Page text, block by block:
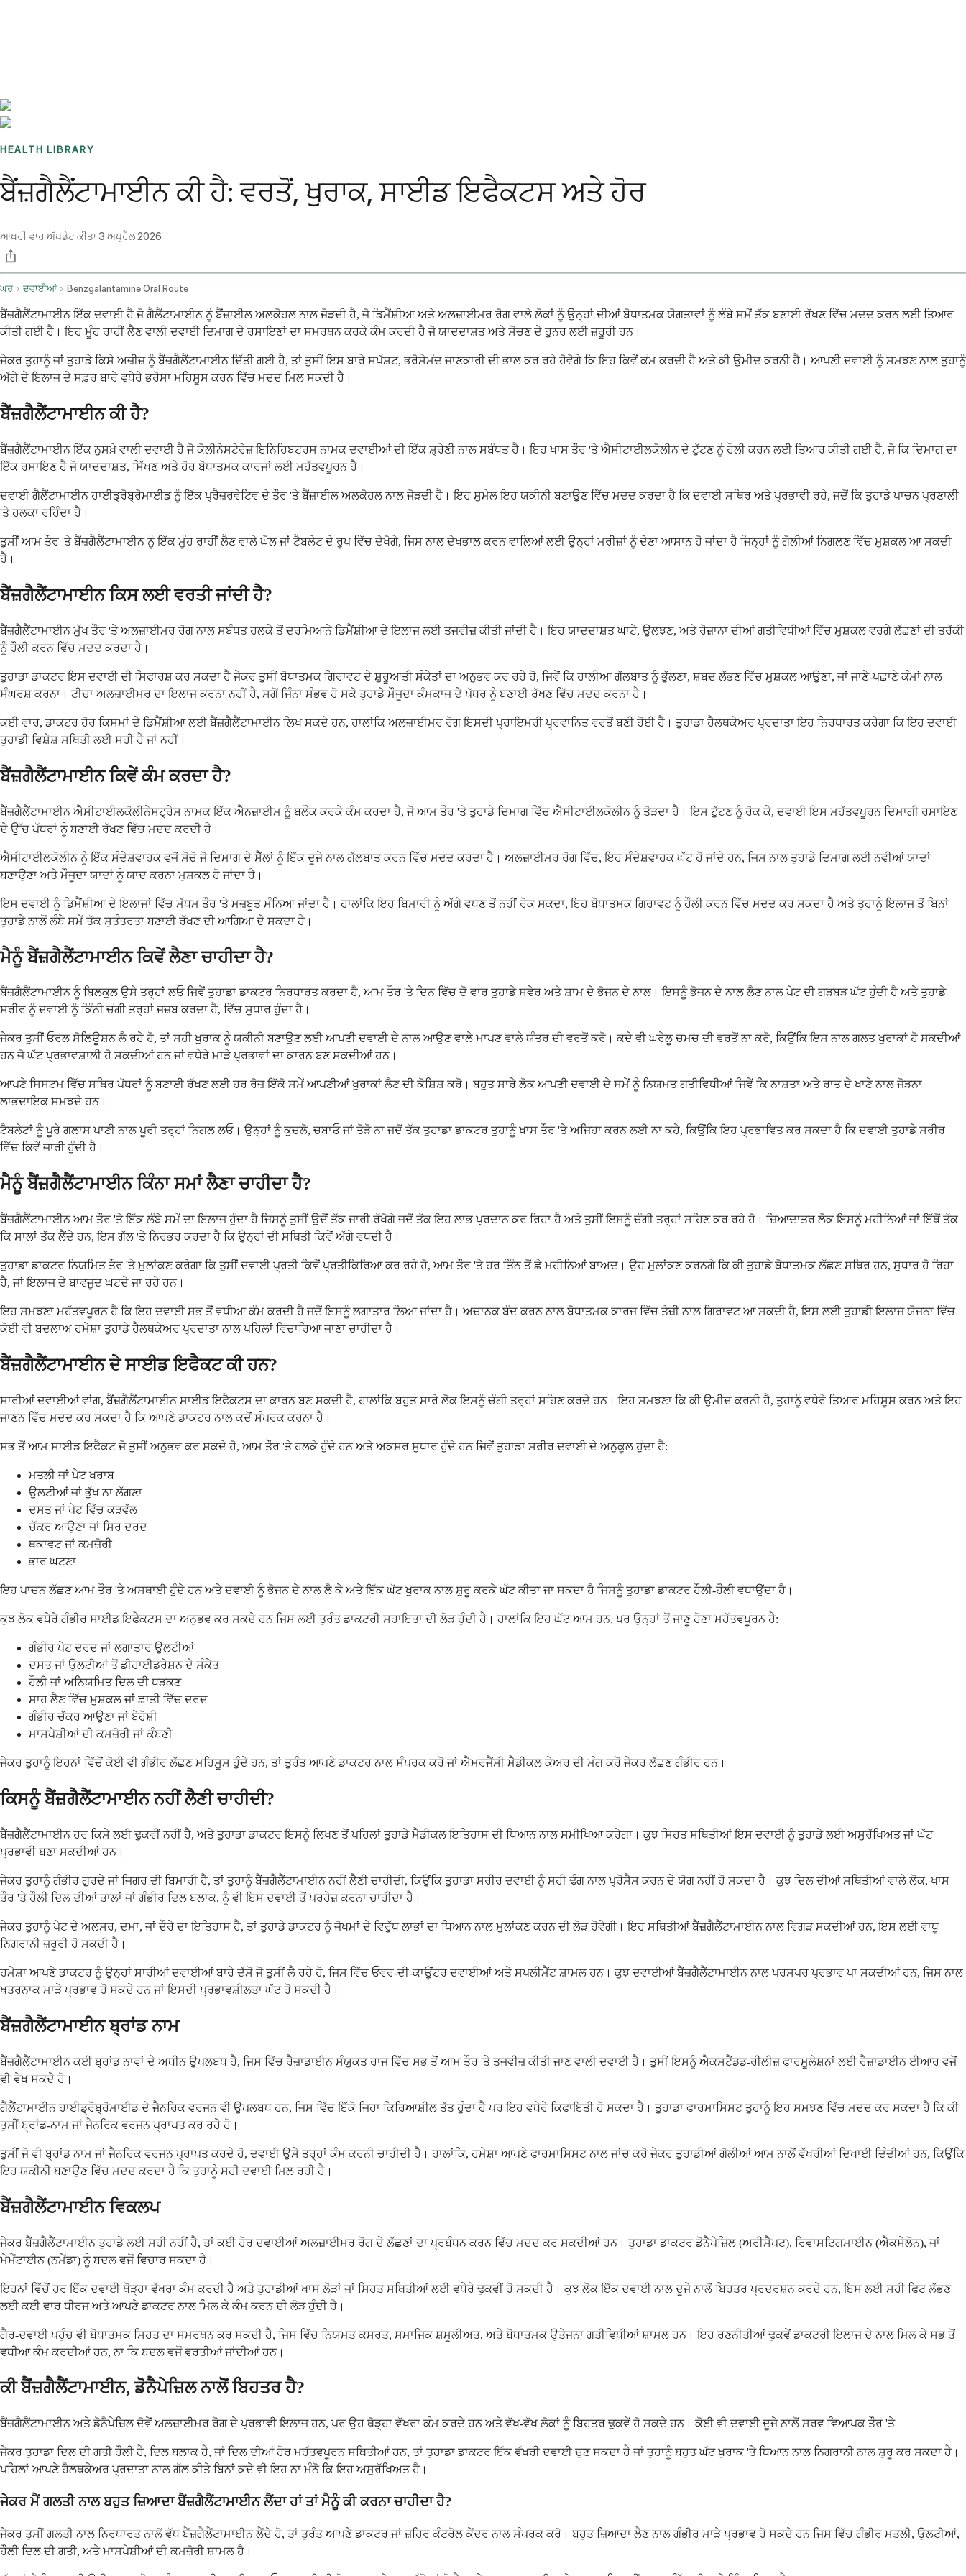
HEALTH LIBRARY
ਬੈਂਜ਼ਗੈਲੈਂਟਾਮਾਈਨ ਕੀ ਹੈ: ਵਰਤੋਂ, ਖੁਰਾਕ, ਸਾਈਡ ਇਫੈਕਟਸ ਅਤੇ ਹੋਰ
ਆਖਰੀ ਵਾਰ ਅੱਪਡੇਟ ਕੀਤਾ3 ਅਪ੍ਰੈਲ 2026
ਘਰ ਦਵਾਈਆਂ Benzgalantamine Oral Route
ਬੈਂਜ਼ਗੈਲੈਂਟਾਮਾਈਨ ਇੱਕ ਦਵਾਈ ਹੈ ਜੋ ਗੈਲੈਂਟਾਮਾਈਨ ਨੂੰ ਬੈਂਜ਼ਾਈਲ ਅਲਕੋਹਲ ਨਾਲ ਜੋੜਦੀ ਹੈ, ਜੋ ਡਿਮੈਂਸ਼ੀਆ ਅਤੇ ਅਲਜ਼ਾਈਮਰ ਰੋਗ ਵਾਲੇ ਲੋਕਾਂ ਨੂੰ ਉਨ੍ਹਾਂ ਦੀਆਂ ਬੋਧਾਤਮਕ ਯੋਗਤਾਵਾਂ ਨੂੰ ਲੰਬੇ ਸਮੇਂ ਤੱਕ ਬਣਾਈ ਰੱਖਣ ਵਿੱਚ ਮਦਦ ਕਰਨ ਲਈ ਤਿਆਰ
ਕੀਤੀ ਗਈ ਹੈ। ਇਹ ਮੂੰਹ ਰਾਹੀਂ ਲੈਣ ਵਾਲੀ ਦਵਾਈ ਦਿਮਾਗ ਦੇ ਰਸਾਇਣਾਂ ਦਾ ਸਮਰਥਨ ਕਰਕੇ ਕੰਮ ਕਰਦੀ ਹੈ ਜੋ ਯਾਦਦਾਸ਼ਤ ਅਤੇ ਸੋਚਣ ਦੇ ਹੁਨਰ ਲਈ ਜ਼ਰੂਰੀ ਹਨ।
ਜੇਕਰ ਤੁਹਾਨੂੰ ਜਾਂ ਤੁਹਾਡੇ ਕਿਸੇ ਅਜ਼ੀਜ਼ ਨੂੰ ਬੈਂਜ਼ਗੈਲੈਂਟਾਮਾਈਨ ਦਿੱਤੀ ਗਈ ਹੈ, ਤਾਂ ਤੁਸੀਂ ਇਸ ਬਾਰੇ ਸਪੱਸ਼ਟ, ਭਰੋਸੇਮੰਦ ਜਾਣਕਾਰੀ ਦੀ ਭਾਲ ਕਰ ਰਹੇ ਹੋਵੋਗੇ ਕਿ ਇਹ ਕਿਵੇਂ ਕੰਮ ਕਰਦੀ ਹੈ ਅਤੇ ਕੀ ਉਮੀਦ ਕਰਨੀ ਹੈ। ਆਪਣੀ ਦਵਾਈ ਨੂੰ ਸਮਝਣ ਨਾਲ ਤੁਹਾਨੂੰ
ਅੱਗੇ ਦੇ ਇਲਾਜ ਦੇ ਸਫ਼ਰ ਬਾਰੇ ਵਧੇਰੇ ਭਰੋਸਾ ਮਹਿਸੂਸ ਕਰਨ ਵਿੱਚ ਮਦਦ ਮਿਲ ਸਕਦੀ ਹੈ।
ਬੈਂਜ਼ਗੈਲੈਂਟਾਮਾਈਨ ਕੀ ਹੈ?
ਬੈਂਜ਼ਗੈਲੈਂਟਾਮਾਈਨ ਇੱਕ ਨੁਸਖ਼ੇ ਵਾਲੀ ਦਵਾਈ ਹੈ ਜੋ ਕੋਲੀਨੇਸਟੇਰੇਜ਼ ਇਨਿਹਿਬਟਰਸ ਨਾਮਕ ਦਵਾਈਆਂ ਦੀ ਇੱਕ ਸ਼੍ਰੇਣੀ ਨਾਲ ਸਬੰਧਤ ਹੈ। ਇਹ ਖਾਸ ਤੌਰ 'ਤੇ ਐਸੀਟਾਈਲਕੋਲੀਨ ਦੇ ਟੁੱਟਣ ਨੂੰ ਹੌਲੀ ਕਰਨ ਲਈ ਤਿਆਰ ਕੀਤੀ ਗਈ ਹੈ, ਜੋ ਕਿ ਦਿਮਾਗ ਦਾ
ਇੱਕ ਰਸਾਇਣ ਹੈ ਜੋ ਯਾਦਦਾਸ਼ਤ, ਸਿੱਖਣ ਅਤੇ ਹੋਰ ਬੋਧਾਤਮਕ ਕਾਰਜਾਂ ਲਈ ਮਹੱਤਵਪੂਰਨ ਹੈ।
ਦਵਾਈ ਗੈਲੈਂਟਾਮਾਈਨ ਹਾਈਡ੍ਰੋਬ੍ਰੋਮਾਈਡ ਨੂੰ ਇੱਕ ਪ੍ਰੈਜ਼ਰਵੇਟਿਵ ਦੇ ਤੌਰ 'ਤੇ ਬੈਂਜ਼ਾਈਲ ਅਲਕੋਹਲ ਨਾਲ ਜੋੜਦੀ ਹੈ। ਇਹ ਸੁਮੇਲ ਇਹ ਯਕੀਨੀ ਬਣਾਉਣ ਵਿੱਚ ਮਦਦ ਕਰਦਾ ਹੈ ਕਿ ਦਵਾਈ ਸਥਿਰ ਅਤੇ ਪ੍ਰਭਾਵੀ ਰਹੇ, ਜਦੋਂ ਕਿ ਤੁਹਾਡੇ ਪਾਚਨ ਪ੍ਰਣਾਲੀ
'ਤੇ ਹਲਕਾ ਰਹਿੰਦਾ ਹੈ।
ਤੁਸੀਂ ਆਮ ਤੌਰ 'ਤੇ ਬੈਂਜ਼ਗੈਲੈਂਟਾਮਾਈਨ ਨੂੰ ਇੱਕ ਮੂੰਹ ਰਾਹੀਂ ਲੈਣ ਵਾਲੇ ਘੋਲ ਜਾਂ ਟੈਬਲੇਟ ਦੇ ਰੂਪ ਵਿੱਚ ਦੇਖੋਗੇ, ਜਿਸ ਨਾਲ ਦੇਖਭਾਲ ਕਰਨ ਵਾਲਿਆਂ ਲਈ ਉਨ੍ਹਾਂ ਮਰੀਜ਼ਾਂ ਨੂੰ ਦੇਣਾ ਆਸਾਨ ਹੋ ਜਾਂਦਾ ਹੈ ਜਿਨ੍ਹਾਂ ਨੂੰ ਗੋਲੀਆਂ ਨਿਗਲਣ ਵਿੱਚ ਮੁਸ਼ਕਲ ਆ ਸਕਦੀ
ਹੈ।
ਬੈਂਜ਼ਗੈਲੈਂਟਾਮਾਈਨ ਕਿਸ ਲਈ ਵਰਤੀ ਜਾਂਦੀ ਹੈ?
ਬੈਂਜ਼ਗੈਲੈਂਟਾਮਾਈਨ ਮੁੱਖ ਤੌਰ 'ਤੇ ਅਲਜ਼ਾਈਮਰ ਰੋਗ ਨਾਲ ਸਬੰਧਤ ਹਲਕੇ ਤੋਂ ਦਰਮਿਆਨੇ ਡਿਮੈਂਸ਼ੀਆ ਦੇ ਇਲਾਜ ਲਈ ਤਜਵੀਜ਼ ਕੀਤੀ ਜਾਂਦੀ ਹੈ। ਇਹ ਯਾਦਦਾਸ਼ਤ ਘਾਟੇ, ਉਲਝਣ, ਅਤੇ ਰੋਜ਼ਾਨਾ ਦੀਆਂ ਗਤੀਵਿਧੀਆਂ ਵਿੱਚ ਮੁਸ਼ਕਲ ਵਰਗੇ ਲੱਛਣਾਂ ਦੀ ਤਰੱਕੀ
ਨੂੰ ਹੌਲੀ ਕਰਨ ਵਿੱਚ ਮਦਦ ਕਰਦਾ ਹੈ।
ਤੁਹਾਡਾ ਡਾਕਟਰ ਇਸ ਦਵਾਈ ਦੀ ਸਿਫਾਰਸ਼ ਕਰ ਸਕਦਾ ਹੈ ਜੇਕਰ ਤੁਸੀਂ ਬੋਧਾਤਮਕ ਗਿਰਾਵਟ ਦੇ ਸ਼ੁਰੂਆਤੀ ਸੰਕੇਤਾਂ ਦਾ ਅਨੁਭਵ ਕਰ ਰਹੇ ਹੋ, ਜਿਵੇਂ ਕਿ ਹਾਲੀਆ ਗੱਲਬਾਤ ਨੂੰ ਭੁੱਲਣਾ, ਸ਼ਬਦ ਲੱਭਣ ਵਿੱਚ ਮੁਸ਼ਕਲ ਆਉਣਾ, ਜਾਂ ਜਾਣੇ-ਪਛਾਣੇ ਕੰਮਾਂ ਨਾਲ
ਸੰਘਰਸ਼ ਕਰਨਾ। ਟੀਚਾ ਅਲਜ਼ਾਈਮਰ ਦਾ ਇਲਾਜ ਕਰਨਾ ਨਹੀਂ ਹੈ, ਸਗੋਂ ਜਿੰਨਾ ਸੰਭਵ ਹੋ ਸਕੇ ਤੁਹਾਡੇ ਮੌਜੂਦਾ ਕੰਮਕਾਜ ਦੇ ਪੱਧਰ ਨੂੰ ਬਣਾਈ ਰੱਖਣ ਵਿੱਚ ਮਦਦ ਕਰਨਾ ਹੈ।
ਕਈ ਵਾਰ, ਡਾਕਟਰ ਹੋਰ ਕਿਸਮਾਂ ਦੇ ਡਿਮੈਂਸ਼ੀਆ ਲਈ ਬੈਂਜ਼ਗੈਲੈਂਟਾਮਾਈਨ ਲਿਖ ਸਕਦੇ ਹਨ, ਹਾਲਾਂਕਿ ਅਲਜ਼ਾਈਮਰ ਰੋਗ ਇਸਦੀ ਪ੍ਰਾਇਮਰੀ ਪ੍ਰਵਾਨਿਤ ਵਰਤੋਂ ਬਣੀ ਹੋਈ ਹੈ। ਤੁਹਾਡਾ ਹੈਲਥਕੇਅਰ ਪ੍ਰਦਾਤਾ ਇਹ ਨਿਰਧਾਰਤ ਕਰੇਗਾ ਕਿ ਇਹ ਦਵਾਈ
ਤੁਹਾਡੀ ਵਿਸ਼ੇਸ਼ ਸਥਿਤੀ ਲਈ ਸਹੀ ਹੈ ਜਾਂ ਨਹੀਂ।
ਬੈਂਜ਼ਗੈਲੈਂਟਾਮਾਈਨ ਕਿਵੇਂ ਕੰਮ ਕਰਦਾ ਹੈ?
ਬੈਂਜ਼ਗੈਲੈਂਟਾਮਾਈਨ ਐਸੀਟਾਈਲਕੋਲੀਨੇਸਟ੍ਰੇਸ ਨਾਮਕ ਇੱਕ ਐਨਜ਼ਾਈਮ ਨੂੰ ਬਲੌਕ ਕਰਕੇ ਕੰਮ ਕਰਦਾ ਹੈ, ਜੋ ਆਮ ਤੌਰ 'ਤੇ ਤੁਹਾਡੇ ਦਿਮਾਗ ਵਿੱਚ ਐਸੀਟਾਈਲਕੋਲੀਨ ਨੂੰ ਤੋੜਦਾ ਹੈ। ਇਸ ਟੁੱਟਣ ਨੂੰ ਰੋਕ ਕੇ, ਦਵਾਈ ਇਸ ਮਹੱਤਵਪੂਰਨ ਦਿਮਾਗੀ ਰਸਾਇਣ
ਦੇ ਉੱਚ ਪੱਧਰਾਂ ਨੂੰ ਬਣਾਈ ਰੱਖਣ ਵਿੱਚ ਮਦਦ ਕਰਦੀ ਹੈ।
ਐਸੀਟਾਈਲਕੋਲੀਨ ਨੂੰ ਇੱਕ ਸੰਦੇਸ਼ਵਾਹਕ ਵਜੋਂ ਸੋਚੋ ਜੋ ਦਿਮਾਗ ਦੇ ਸੈੱਲਾਂ ਨੂੰ ਇੱਕ ਦੂਜੇ ਨਾਲ ਗੱਲਬਾਤ ਕਰਨ ਵਿੱਚ ਮਦਦ ਕਰਦਾ ਹੈ। ਅਲਜ਼ਾਈਮਰ ਰੋਗ ਵਿੱਚ, ਇਹ ਸੰਦੇਸ਼ਵਾਹਕ ਘੱਟ ਹੋ ਜਾਂਦੇ ਹਨ, ਜਿਸ ਨਾਲ ਤੁਹਾਡੇ ਦਿਮਾਗ ਲਈ ਨਵੀਆਂ ਯਾਦਾਂ
ਬਣਾਉਣਾ ਅਤੇ ਮੌਜੂਦਾ ਯਾਦਾਂ ਨੂੰ ਯਾਦ ਕਰਨਾ ਮੁਸ਼ਕਲ ਹੋ ਜਾਂਦਾ ਹੈ।
ਇਸ ਦਵਾਈ ਨੂੰ ਡਿਮੈਂਸ਼ੀਆ ਦੇ ਇਲਾਜਾਂ ਵਿੱਚ ਮੱਧਮ ਤੌਰ 'ਤੇ ਮਜ਼ਬੂਤ ਮੰਨਿਆ ਜਾਂਦਾ ਹੈ। ਹਾਲਾਂਕਿ ਇਹ ਬਿਮਾਰੀ ਨੂੰ ਅੱਗੇ ਵਧਣ ਤੋਂ ਨਹੀਂ ਰੋਕ ਸਕਦਾ, ਇਹ ਬੋਧਾਤਮਕ ਗਿਰਾਵਟ ਨੂੰ ਹੌਲੀ ਕਰਨ ਵਿੱਚ ਮਦਦ ਕਰ ਸਕਦਾ ਹੈ ਅਤੇ ਤੁਹਾਨੂੰ ਇਲਾਜ ਤੋਂ ਬਿਨਾਂ
ਤੁਹਾਡੇ ਨਾਲੋਂ ਲੰਬੇ ਸਮੇਂ ਤੱਕ ਸੁਤੰਤਰਤਾ ਬਣਾਈ ਰੱਖਣ ਦੀ ਆਗਿਆ ਦੇ ਸਕਦਾ ਹੈ।
ਮੈਨੂੰ ਬੈਂਜ਼ਗੈਲੈਂਟਾਮਾਈਨ ਕਿਵੇਂ ਲੈਣਾ ਚਾਹੀਦਾ ਹੈ?
ਬੈਂਜ਼ਗੈਲੈਂਟਾਮਾਈਨ ਨੂੰ ਬਿਲਕੁਲ ਉਸੇ ਤਰ੍ਹਾਂ ਲਓ ਜਿਵੇਂ ਤੁਹਾਡਾ ਡਾਕਟਰ ਨਿਰਧਾਰਤ ਕਰਦਾ ਹੈ, ਆਮ ਤੌਰ 'ਤੇ ਦਿਨ ਵਿੱਚ ਦੋ ਵਾਰ ਤੁਹਾਡੇ ਸਵੇਰ ਅਤੇ ਸ਼ਾਮ ਦੇ ਭੋਜਨ ਦੇ ਨਾਲ। ਇਸਨੂੰ ਭੋਜਨ ਦੇ ਨਾਲ ਲੈਣ ਨਾਲ ਪੇਟ ਦੀ ਗੜਬੜ ਘੱਟ ਹੁੰਦੀ ਹੈ ਅਤੇ ਤੁਹਾਡੇ
ਸਰੀਰ ਨੂੰ ਦਵਾਈ ਨੂੰ ਕਿੰਨੀ ਚੰਗੀ ਤਰ੍ਹਾਂ ਜਜ਼ਬ ਕਰਦਾ ਹੈ, ਵਿੱਚ ਸੁਧਾਰ ਹੁੰਦਾ ਹੈ।
ਜੇਕਰ ਤੁਸੀਂ ਓਰਲ ਸੋਲਿਊਸ਼ਨ ਲੈ ਰਹੇ ਹੋ, ਤਾਂ ਸਹੀ ਖੁਰਾਕ ਨੂੰ ਯਕੀਨੀ ਬਣਾਉਣ ਲਈ ਆਪਣੀ ਦਵਾਈ ਦੇ ਨਾਲ ਆਉਣ ਵਾਲੇ ਮਾਪਣ ਵਾਲੇ ਯੰਤਰ ਦੀ ਵਰਤੋਂ ਕਰੋ। ਕਦੇ ਵੀ ਘਰੇਲੂ ਚਮਚ ਦੀ ਵਰਤੋਂ ਨਾ ਕਰੋ, ਕਿਉਂਕਿ ਇਸ ਨਾਲ ਗਲਤ ਖੁਰਾਕਾਂ ਹੋ ਸਕਦੀਆਂ
ਹਨ ਜੋ ਘੱਟ ਪ੍ਰਭਾਵਸ਼ਾਲੀ ਹੋ ਸਕਦੀਆਂ ਹਨ ਜਾਂ ਵਧੇਰੇ ਮਾੜੇ ਪ੍ਰਭਾਵਾਂ ਦਾ ਕਾਰਨ ਬਣ ਸਕਦੀਆਂ ਹਨ।
ਆਪਣੇ ਸਿਸਟਮ ਵਿੱਚ ਸਥਿਰ ਪੱਧਰਾਂ ਨੂੰ ਬਣਾਈ ਰੱਖਣ ਲਈ ਹਰ ਰੋਜ਼ ਇੱਕੋ ਸਮੇਂ ਆਪਣੀਆਂ ਖੁਰਾਕਾਂ ਲੈਣ ਦੀ ਕੋਸ਼ਿਸ਼ ਕਰੋ। ਬਹੁਤ ਸਾਰੇ ਲੋਕ ਆਪਣੀ ਦਵਾਈ ਦੇ ਸਮੇਂ ਨੂੰ ਨਿਯਮਤ ਗਤੀਵਿਧੀਆਂ ਜਿਵੇਂ ਕਿ ਨਾਸ਼ਤਾ ਅਤੇ ਰਾਤ ਦੇ ਖਾਣੇ ਨਾਲ ਜੋੜਨਾ
ਲਾਭਦਾਇਕ ਸਮਝਦੇ ਹਨ।
ਟੈਬਲੇਟਾਂ ਨੂੰ ਪੂਰੇ ਗਲਾਸ ਪਾਣੀ ਨਾਲ ਪੂਰੀ ਤਰ੍ਹਾਂ ਨਿਗਲ ਲਓ। ਉਨ੍ਹਾਂ ਨੂੰ ਕੁਚਲੋ, ਚਬਾਓ ਜਾਂ ਤੋੜੋ ਨਾ ਜਦੋਂ ਤੱਕ ਤੁਹਾਡਾ ਡਾਕਟਰ ਤੁਹਾਨੂੰ ਖਾਸ ਤੌਰ 'ਤੇ ਅਜਿਹਾ ਕਰਨ ਲਈ ਨਾ ਕਹੇ, ਕਿਉਂਕਿ ਇਹ ਪ੍ਰਭਾਵਿਤ ਕਰ ਸਕਦਾ ਹੈ ਕਿ ਦਵਾਈ ਤੁਹਾਡੇ ਸਰੀਰ
ਵਿੱਚ ਕਿਵੇਂ ਜਾਰੀ ਹੁੰਦੀ ਹੈ।
ਮੈਨੂੰ ਬੈਂਜ਼ਗੈਲੈਂਟਾਮਾਈਨ ਕਿੰਨਾ ਸਮਾਂ ਲੈਣਾ ਚਾਹੀਦਾ ਹੈ?
ਬੈਂਜ਼ਗੈਲੈਂਟਾਮਾਈਨ ਆਮ ਤੌਰ 'ਤੇ ਇੱਕ ਲੰਬੇ ਸਮੇਂ ਦਾ ਇਲਾਜ ਹੁੰਦਾ ਹੈ ਜਿਸਨੂੰ ਤੁਸੀਂ ਉਦੋਂ ਤੱਕ ਜਾਰੀ ਰੱਖੋਗੇ ਜਦੋਂ ਤੱਕ ਇਹ ਲਾਭ ਪ੍ਰਦਾਨ ਕਰ ਰਿਹਾ ਹੈ ਅਤੇ ਤੁਸੀਂ ਇਸਨੂੰ ਚੰਗੀ ਤਰ੍ਹਾਂ ਸਹਿਣ ਕਰ ਰਹੇ ਹੋ। ਜ਼ਿਆਦਾਤਰ ਲੋਕ ਇਸਨੂੰ ਮਹੀਨਿਆਂ ਜਾਂ ਇੱਥੋਂ ਤੱਕ
ਕਿ ਸਾਲਾਂ ਤੱਕ ਲੈਂਦੇ ਹਨ, ਇਸ ਗੱਲ 'ਤੇ ਨਿਰਭਰ ਕਰਦਾ ਹੈ ਕਿ ਉਨ੍ਹਾਂ ਦੀ ਸਥਿਤੀ ਕਿਵੇਂ ਅੱਗੇ ਵਧਦੀ ਹੈ।
ਤੁਹਾਡਾ ਡਾਕਟਰ ਨਿਯਮਿਤ ਤੌਰ 'ਤੇ ਮੁਲਾਂਕਣ ਕਰੇਗਾ ਕਿ ਤੁਸੀਂ ਦਵਾਈ ਪ੍ਰਤੀ ਕਿਵੇਂ ਪ੍ਰਤੀਕਿਰਿਆ ਕਰ ਰਹੇ ਹੋ, ਆਮ ਤੌਰ 'ਤੇ ਹਰ ਤਿੰਨ ਤੋਂ ਛੇ ਮਹੀਨਿਆਂ ਬਾਅਦ। ਉਹ ਮੁਲਾਂਕਣ ਕਰਨਗੇ ਕਿ ਕੀ ਤੁਹਾਡੇ ਬੋਧਾਤਮਕ ਲੱਛਣ ਸਥਿਰ ਹਨ, ਸੁਧਾਰ ਹੋ ਰਿਹਾ
ਹੈ, ਜਾਂ ਇਲਾਜ ਦੇ ਬਾਵਜੂਦ ਘਟਦੇ ਜਾ ਰਹੇ ਹਨ।
ਇਹ ਸਮਝਣਾ ਮਹੱਤਵਪੂਰਨ ਹੈ ਕਿ ਇਹ ਦਵਾਈ ਸਭ ਤੋਂ ਵਧੀਆ ਕੰਮ ਕਰਦੀ ਹੈ ਜਦੋਂ ਇਸਨੂੰ ਲਗਾਤਾਰ ਲਿਆ ਜਾਂਦਾ ਹੈ। ਅਚਾਨਕ ਬੰਦ ਕਰਨ ਨਾਲ ਬੋਧਾਤਮਕ ਕਾਰਜ ਵਿੱਚ ਤੇਜ਼ੀ ਨਾਲ ਗਿਰਾਵਟ ਆ ਸਕਦੀ ਹੈ, ਇਸ ਲਈ ਤੁਹਾਡੀ ਇਲਾਜ ਯੋਜਨਾ ਵਿੱਚ
ਕੋਈ ਵੀ ਬਦਲਾਅ ਹਮੇਸ਼ਾ ਤੁਹਾਡੇ ਹੈਲਥਕੇਅਰ ਪ੍ਰਦਾਤਾ ਨਾਲ ਪਹਿਲਾਂ ਵਿਚਾਰਿਆ ਜਾਣਾ ਚਾਹੀਦਾ ਹੈ।
ਬੈਂਜ਼ਗੈਲੈਂਟਾਮਾਈਨ ਦੇ ਸਾਈਡ ਇਫੈਕਟ ਕੀ ਹਨ?
ਸਾਰੀਆਂ ਦਵਾਈਆਂ ਵਾਂਗ, ਬੈਂਜ਼ਗੈਲੈਂਟਾਮਾਈਨ ਸਾਈਡ ਇਫੈਕਟਸ ਦਾ ਕਾਰਨ ਬਣ ਸਕਦੀ ਹੈ, ਹਾਲਾਂਕਿ ਬਹੁਤ ਸਾਰੇ ਲੋਕ ਇਸਨੂੰ ਚੰਗੀ ਤਰ੍ਹਾਂ ਸਹਿਣ ਕਰਦੇ ਹਨ। ਇਹ ਸਮਝਣਾ ਕਿ ਕੀ ਉਮੀਦ ਕਰਨੀ ਹੈ, ਤੁਹਾਨੂੰ ਵਧੇਰੇ ਤਿਆਰ ਮਹਿਸੂਸ ਕਰਨ ਅਤੇ ਇਹ
ਜਾਣਨ ਵਿੱਚ ਮਦਦ ਕਰ ਸਕਦਾ ਹੈ ਕਿ ਆਪਣੇ ਡਾਕਟਰ ਨਾਲ ਕਦੋਂ ਸੰਪਰਕ ਕਰਨਾ ਹੈ।
ਸਭ ਤੋਂ ਆਮ ਸਾਈਡ ਇਫੈਕਟ ਜੋ ਤੁਸੀਂ ਅਨੁਭਵ ਕਰ ਸਕਦੇ ਹੋ, ਆਮ ਤੌਰ 'ਤੇ ਹਲਕੇ ਹੁੰਦੇ ਹਨ ਅਤੇ ਅਕਸਰ ਸੁਧਾਰ ਹੁੰਦੇ ਹਨ ਜਿਵੇਂ ਤੁਹਾਡਾ ਸਰੀਰ ਦਵਾਈ ਦੇ ਅਨੁਕੂਲ ਹੁੰਦਾ ਹੈ:
ਮਤਲੀ ਜਾਂ ਪੇਟ ਖਰਾਬ
ਉਲਟੀਆਂ ਜਾਂ ਭੁੱਖ ਨਾ ਲੱਗਣਾ
ਦਸਤ ਜਾਂ ਪੇਟ ਵਿੱਚ ਕੜਵੱਲ
ਚੱਕਰ ਆਉਣਾ ਜਾਂ ਸਿਰ ਦਰਦ
ਥਕਾਵਟ ਜਾਂ ਕਮਜ਼ੋਰੀ
ਭਾਰ ਘਟਣਾ
ਇਹ ਪਾਚਨ ਲੱਛਣ ਆਮ ਤੌਰ 'ਤੇ ਅਸਥਾਈ ਹੁੰਦੇ ਹਨ ਅਤੇ ਦਵਾਈ ਨੂੰ ਭੋਜਨ ਦੇ ਨਾਲ ਲੈ ਕੇ ਅਤੇ ਇੱਕ ਘੱਟ ਖੁਰਾਕ ਨਾਲ ਸ਼ੁਰੂ ਕਰਕੇ ਘੱਟ ਕੀਤਾ ਜਾ ਸਕਦਾ ਹੈ ਜਿਸਨੂੰ ਤੁਹਾਡਾ ਡਾਕਟਰ ਹੌਲੀ-ਹੌਲੀ ਵਧਾਉਂਦਾ ਹੈ।
ਕੁਝ ਲੋਕ ਵਧੇਰੇ ਗੰਭੀਰ ਸਾਈਡ ਇਫੈਕਟਸ ਦਾ ਅਨੁਭਵ ਕਰ ਸਕਦੇ ਹਨ ਜਿਸ ਲਈ ਤੁਰੰਤ ਡਾਕਟਰੀ ਸਹਾਇਤਾ ਦੀ ਲੋੜ ਹੁੰਦੀ ਹੈ। ਹਾਲਾਂਕਿ ਇਹ ਘੱਟ ਆਮ ਹਨ, ਪਰ ਉਨ੍ਹਾਂ ਤੋਂ ਜਾਣੂ ਹੋਣਾ ਮਹੱਤਵਪੂਰਨ ਹੈ:
ਗੰਭੀਰ ਪੇਟ ਦਰਦ ਜਾਂ ਲਗਾਤਾਰ ਉਲਟੀਆਂ
ਦਸਤ ਜਾਂ ਉਲਟੀਆਂ ਤੋਂ ਡੀਹਾਈਡਰੇਸ਼ਨ ਦੇ ਸੰਕੇਤ
ਹੌਲੀ ਜਾਂ ਅਨਿਯਮਿਤ ਦਿਲ ਦੀ ਧੜਕਣ
ਸਾਹ ਲੈਣ ਵਿੱਚ ਮੁਸ਼ਕਲ ਜਾਂ ਛਾਤੀ ਵਿੱਚ ਦਰਦ
ਗੰਭੀਰ ਚੱਕਰ ਆਉਣਾ ਜਾਂ ਬੇਹੋਸ਼ੀ
ਮਾਸਪੇਸ਼ੀਆਂ ਦੀ ਕਮਜ਼ੋਰੀ ਜਾਂ ਕੰਬਣੀ
ਜੇਕਰ ਤੁਹਾਨੂੰ ਇਹਨਾਂ ਵਿੱਚੋਂ ਕੋਈ ਵੀ ਗੰਭੀਰ ਲੱਛਣ ਮਹਿਸੂਸ ਹੁੰਦੇ ਹਨ, ਤਾਂ ਤੁਰੰਤ ਆਪਣੇ ਡਾਕਟਰ ਨਾਲ ਸੰਪਰਕ ਕਰੋ ਜਾਂ ਐਮਰਜੈਂਸੀ ਮੈਡੀਕਲ ਕੇਅਰ ਦੀ ਮੰਗ ਕਰੋ ਜੇਕਰ ਲੱਛਣ ਗੰਭੀਰ ਹਨ।
ਕਿਸਨੂੰ ਬੈਂਜ਼ਗੈਲੈਂਟਾਮਾਈਨ ਨਹੀਂ ਲੈਣੀ ਚਾਹੀਦੀ?
ਬੈਂਜ਼ਗੈਲੈਂਟਾਮਾਈਨ ਹਰ ਕਿਸੇ ਲਈ ਢੁਕਵੀਂ ਨਹੀਂ ਹੈ, ਅਤੇ ਤੁਹਾਡਾ ਡਾਕਟਰ ਇਸਨੂੰ ਲਿਖਣ ਤੋਂ ਪਹਿਲਾਂ ਤੁਹਾਡੇ ਮੈਡੀਕਲ ਇਤਿਹਾਸ ਦੀ ਧਿਆਨ ਨਾਲ ਸਮੀਖਿਆ ਕਰੇਗਾ। ਕੁਝ ਸਿਹਤ ਸਥਿਤੀਆਂ ਇਸ ਦਵਾਈ ਨੂੰ ਤੁਹਾਡੇ ਲਈ ਅਸੁਰੱਖਿਅਤ ਜਾਂ ਘੱਟ
ਪ੍ਰਭਾਵੀ ਬਣਾ ਸਕਦੀਆਂ ਹਨ।
ਜੇਕਰ ਤੁਹਾਨੂੰ ਗੰਭੀਰ ਗੁਰਦੇ ਜਾਂ ਜਿਗਰ ਦੀ ਬਿਮਾਰੀ ਹੈ, ਤਾਂ ਤੁਹਾਨੂੰ ਬੈਂਜ਼ਗੈਲੈਂਟਾਮਾਈਨ ਨਹੀਂ ਲੈਣੀ ਚਾਹੀਦੀ, ਕਿਉਂਕਿ ਤੁਹਾਡਾ ਸਰੀਰ ਦਵਾਈ ਨੂੰ ਸਹੀ ਢੰਗ ਨਾਲ ਪ੍ਰੋਸੈਸ ਕਰਨ ਦੇ ਯੋਗ ਨਹੀਂ ਹੋ ਸਕਦਾ ਹੈ। ਕੁਝ ਦਿਲ ਦੀਆਂ ਸਥਿਤੀਆਂ ਵਾਲੇ ਲੋਕ, ਖਾਸ
ਤੌਰ 'ਤੇ ਹੌਲੀ ਦਿਲ ਦੀਆਂ ਤਾਲਾਂ ਜਾਂ ਗੰਭੀਰ ਦਿਲ ਬਲਾਕ, ਨੂੰ ਵੀ ਇਸ ਦਵਾਈ ਤੋਂ ਪਰਹੇਜ਼ ਕਰਨਾ ਚਾਹੀਦਾ ਹੈ।
ਜੇਕਰ ਤੁਹਾਨੂੰ ਪੇਟ ਦੇ ਅਲਸਰ, ਦਮਾ, ਜਾਂ ਦੌਰੇ ਦਾ ਇਤਿਹਾਸ ਹੈ, ਤਾਂ ਤੁਹਾਡੇ ਡਾਕਟਰ ਨੂੰ ਜੋਖਮਾਂ ਦੇ ਵਿਰੁੱਧ ਲਾਭਾਂ ਦਾ ਧਿਆਨ ਨਾਲ ਮੁਲਾਂਕਣ ਕਰਨ ਦੀ ਲੋੜ ਹੋਵੇਗੀ। ਇਹ ਸਥਿਤੀਆਂ ਬੈਂਜ਼ਗੈਲੈਂਟਾਮਾਈਨ ਨਾਲ ਵਿਗੜ ਸਕਦੀਆਂ ਹਨ, ਇਸ ਲਈ ਵਾਧੂ
ਨਿਗਰਾਨੀ ਜ਼ਰੂਰੀ ਹੋ ਸਕਦੀ ਹੈ।
ਹਮੇਸ਼ਾ ਆਪਣੇ ਡਾਕਟਰ ਨੂੰ ਉਨ੍ਹਾਂ ਸਾਰੀਆਂ ਦਵਾਈਆਂ ਬਾਰੇ ਦੱਸੋ ਜੋ ਤੁਸੀਂ ਲੈ ਰਹੇ ਹੋ, ਜਿਸ ਵਿੱਚ ਓਵਰ-ਦੀ-ਕਾਊਂਟਰ ਦਵਾਈਆਂ ਅਤੇ ਸਪਲੀਮੈਂਟ ਸ਼ਾਮਲ ਹਨ। ਕੁਝ ਦਵਾਈਆਂ ਬੈਂਜ਼ਗੈਲੈਂਟਾਮਾਈਨ ਨਾਲ ਪਰਸਪਰ ਪ੍ਰਭਾਵ ਪਾ ਸਕਦੀਆਂ ਹਨ, ਜਿਸ ਨਾਲ
ਖਤਰਨਾਕ ਮਾੜੇ ਪ੍ਰਭਾਵ ਹੋ ਸਕਦੇ ਹਨ ਜਾਂ ਇਸਦੀ ਪ੍ਰਭਾਵਸ਼ੀਲਤਾ ਘੱਟ ਹੋ ਸਕਦੀ ਹੈ।
ਬੈਂਜ਼ਗੈਲੈਂਟਾਮਾਈਨ ਬ੍ਰਾਂਡ ਨਾਮ
ਬੈਂਜ਼ਗੈਲੈਂਟਾਮਾਈਨ ਕਈ ਬ੍ਰਾਂਡ ਨਾਵਾਂ ਦੇ ਅਧੀਨ ਉਪਲਬਧ ਹੈ, ਜਿਸ ਵਿੱਚ ਰੈਜ਼ਾਡਾਈਨ ਸੰਯੁਕਤ ਰਾਜ ਵਿੱਚ ਸਭ ਤੋਂ ਆਮ ਤੌਰ 'ਤੇ ਤਜਵੀਜ਼ ਕੀਤੀ ਜਾਣ ਵਾਲੀ ਦਵਾਈ ਹੈ। ਤੁਸੀਂ ਇਸਨੂੰ ਐਕਸਟੈਂਡਡ-ਰੀਲੀਜ਼ ਫਾਰਮੂਲੇਸ਼ਨਾਂ ਲਈ ਰੈਜ਼ਾਡਾਈਨ ਈਆਰ ਵਜੋਂ
ਵੀ ਵੇਖ ਸਕਦੇ ਹੋ।
ਗੈਲੈਂਟਾਮਾਈਨ ਹਾਈਡ੍ਰੋਬ੍ਰੋਮਾਈਡ ਦੇ ਜੈਨਰਿਕ ਵਰਜਨ ਵੀ ਉਪਲਬਧ ਹਨ, ਜਿਸ ਵਿੱਚ ਇੱਕੋ ਜਿਹਾ ਕਿਰਿਆਸ਼ੀਲ ਤੱਤ ਹੁੰਦਾ ਹੈ ਪਰ ਇਹ ਵਧੇਰੇ ਕਿਫਾਇਤੀ ਹੋ ਸਕਦਾ ਹੈ। ਤੁਹਾਡਾ ਫਾਰਮਾਸਿਸਟ ਤੁਹਾਨੂੰ ਇਹ ਸਮਝਣ ਵਿੱਚ ਮਦਦ ਕਰ ਸਕਦਾ ਹੈ ਕਿ ਕੀ
ਤੁਸੀਂ ਬ੍ਰਾਂਡ-ਨਾਮ ਜਾਂ ਜੈਨਰਿਕ ਵਰਜਨ ਪ੍ਰਾਪਤ ਕਰ ਰਹੇ ਹੋ।
ਤੁਸੀਂ ਜੋ ਵੀ ਬ੍ਰਾਂਡ ਨਾਮ ਜਾਂ ਜੈਨਰਿਕ ਵਰਜਨ ਪ੍ਰਾਪਤ ਕਰਦੇ ਹੋ, ਦਵਾਈ ਉਸੇ ਤਰ੍ਹਾਂ ਕੰਮ ਕਰਨੀ ਚਾਹੀਦੀ ਹੈ। ਹਾਲਾਂਕਿ, ਹਮੇਸ਼ਾ ਆਪਣੇ ਫਾਰਮਾਸਿਸਟ ਨਾਲ ਜਾਂਚ ਕਰੋ ਜੇਕਰ ਤੁਹਾਡੀਆਂ ਗੋਲੀਆਂ ਆਮ ਨਾਲੋਂ ਵੱਖਰੀਆਂ ਦਿਖਾਈ ਦਿੰਦੀਆਂ ਹਨ, ਕਿਉਂਕਿ
ਇਹ ਯਕੀਨੀ ਬਣਾਉਣ ਵਿੱਚ ਮਦਦ ਕਰਦਾ ਹੈ ਕਿ ਤੁਹਾਨੂੰ ਸਹੀ ਦਵਾਈ ਮਿਲ ਰਹੀ ਹੈ।
ਬੈਂਜ਼ਗੈਲੈਂਟਾਮਾਈਨ ਵਿਕਲਪ
ਜੇਕਰ ਬੈਂਜ਼ਗੈਲੈਂਟਾਮਾਈਨ ਤੁਹਾਡੇ ਲਈ ਸਹੀ ਨਹੀਂ ਹੈ, ਤਾਂ ਕਈ ਹੋਰ ਦਵਾਈਆਂ ਅਲਜ਼ਾਈਮਰ ਰੋਗ ਦੇ ਲੱਛਣਾਂ ਦਾ ਪ੍ਰਬੰਧਨ ਕਰਨ ਵਿੱਚ ਮਦਦ ਕਰ ਸਕਦੀਆਂ ਹਨ। ਤੁਹਾਡਾ ਡਾਕਟਰ ਡੋਨੈਪੇਜ਼ਿਲ (ਅਰੀਸੈਪਟ), ਰਿਵਾਸਟਿਗਮਾਈਨ (ਐਕਸੇਲੋਨ), ਜਾਂ
ਮੇਮੈਂਟਾਈਨ (ਨਮੇਂਡਾ) ਨੂੰ ਬਦਲ ਵਜੋਂ ਵਿਚਾਰ ਸਕਦਾ ਹੈ।
ਇਹਨਾਂ ਵਿੱਚੋਂ ਹਰ ਇੱਕ ਦਵਾਈ ਥੋੜ੍ਹਾ ਵੱਖਰਾ ਕੰਮ ਕਰਦੀ ਹੈ ਅਤੇ ਤੁਹਾਡੀਆਂ ਖਾਸ ਲੋੜਾਂ ਜਾਂ ਸਿਹਤ ਸਥਿਤੀਆਂ ਲਈ ਵਧੇਰੇ ਢੁਕਵੀਂ ਹੋ ਸਕਦੀ ਹੈ। ਕੁਝ ਲੋਕ ਇੱਕ ਦਵਾਈ ਨਾਲ ਦੂਜੇ ਨਾਲੋਂ ਬਿਹਤਰ ਪ੍ਰਦਰਸ਼ਨ ਕਰਦੇ ਹਨ, ਇਸ ਲਈ ਸਹੀ ਫਿਟ ਲੱਭਣ
ਲਈ ਕਈ ਵਾਰ ਧੀਰਜ ਅਤੇ ਆਪਣੇ ਡਾਕਟਰ ਨਾਲ ਮਿਲ ਕੇ ਕੰਮ ਕਰਨ ਦੀ ਲੋੜ ਹੁੰਦੀ ਹੈ।
ਗੈਰ-ਦਵਾਈ ਪਹੁੰਚ ਵੀ ਬੋਧਾਤਮਕ ਸਿਹਤ ਦਾ ਸਮਰਥਨ ਕਰ ਸਕਦੀ ਹੈ, ਜਿਸ ਵਿੱਚ ਨਿਯਮਤ ਕਸਰਤ, ਸਮਾਜਿਕ ਸ਼ਮੂਲੀਅਤ, ਅਤੇ ਬੋਧਾਤਮਕ ਉਤੇਜਨਾ ਗਤੀਵਿਧੀਆਂ ਸ਼ਾਮਲ ਹਨ। ਇਹ ਰਣਨੀਤੀਆਂ ਢੁਕਵੇਂ ਡਾਕਟਰੀ ਇਲਾਜ ਦੇ ਨਾਲ ਮਿਲ ਕੇ ਸਭ ਤੋਂ
ਵਧੀਆ ਕੰਮ ਕਰਦੀਆਂ ਹਨ, ਨਾ ਕਿ ਬਦਲ ਵਜੋਂ ਵਰਤੀਆਂ ਜਾਂਦੀਆਂ ਹਨ।
ਕੀ ਬੈਂਜ਼ਗੈਲੈਂਟਾਮਾਈਨ, ਡੋਨੈਪੇਜ਼ਿਲ ਨਾਲੋਂ ਬਿਹਤਰ ਹੈ?
ਬੈਂਜ਼ਗੈਲੈਂਟਾਮਾਈਨ ਅਤੇ ਡੋਨੈਪੇਜ਼ਿਲ ਦੋਵੇਂ ਅਲਜ਼ਾਈਮਰ ਰੋਗ ਦੇ ਪ੍ਰਭਾਵੀ ਇਲਾਜ ਹਨ, ਪਰ ਉਹ ਥੋੜ੍ਹਾ ਵੱਖਰਾ ਕੰਮ ਕਰਦੇ ਹਨ ਅਤੇ ਵੱਖ-ਵੱਖ ਲੋਕਾਂ ਨੂੰ ਬਿਹਤਰ ਢੁਕਵੇਂ ਹੋ ਸਕਦੇ ਹਨ। ਕੋਈ ਵੀ ਦਵਾਈ ਦੂਜੇ ਨਾਲੋਂ ਸਰਵ ਵਿਆਪਕ ਤੌਰ 'ਤੇ
ਜੇਕਰ ਤੁਹਾਡਾ ਦਿਲ ਦੀ ਗਤੀ ਹੌਲੀ ਹੈ, ਦਿਲ ਬਲਾਕ ਹੈ, ਜਾਂ ਦਿਲ ਦੀਆਂ ਹੋਰ ਮਹੱਤਵਪੂਰਨ ਸਥਿਤੀਆਂ ਹਨ, ਤਾਂ ਤੁਹਾਡਾ ਡਾਕਟਰ ਇੱਕ ਵੱਖਰੀ ਦਵਾਈ ਚੁਣ ਸਕਦਾ ਹੈ ਜਾਂ ਤੁਹਾਨੂੰ ਬਹੁਤ ਘੱਟ ਖੁਰਾਕ 'ਤੇ ਧਿਆਨ ਨਾਲ ਨਿਗਰਾਨੀ ਨਾਲ ਸ਼ੁਰੂ ਕਰ ਸਕਦਾ ਹੈ।
ਪਹਿਲਾਂ ਆਪਣੇ ਹੈਲਥਕੇਅਰ ਪ੍ਰਦਾਤਾ ਨਾਲ ਗੱਲ ਕੀਤੇ ਬਿਨਾਂ ਕਦੇ ਵੀ ਇਹ ਨਾ ਮੰਨੋ ਕਿ ਇਹ ਅਸੁਰੱਖਿਅਤ ਹੈ।
ਜੇਕਰ ਮੈਂ ਗਲਤੀ ਨਾਲ ਬਹੁਤ ਜ਼ਿਆਦਾ ਬੈਂਜ਼ਗੈਲੈਂਟਾਮਾਈਨ ਲੈਂਦਾ ਹਾਂ ਤਾਂ ਮੈਨੂੰ ਕੀ ਕਰਨਾ ਚਾਹੀਦਾ ਹੈ?
ਜੇਕਰ ਤੁਸੀਂ ਗਲਤੀ ਨਾਲ ਨਿਰਧਾਰਤ ਨਾਲੋਂ ਵੱਧ ਬੈਂਜ਼ਗੈਲੈਂਟਾਮਾਈਨ ਲੈਂਦੇ ਹੋ, ਤਾਂ ਤੁਰੰਤ ਆਪਣੇ ਡਾਕਟਰ ਜਾਂ ਜ਼ਹਿਰ ਕੰਟਰੋਲ ਕੇਂਦਰ ਨਾਲ ਸੰਪਰਕ ਕਰੋ। ਬਹੁਤ ਜ਼ਿਆਦਾ ਲੈਣ ਨਾਲ ਗੰਭੀਰ ਮਾੜੇ ਪ੍ਰਭਾਵ ਹੋ ਸਕਦੇ ਹਨ ਜਿਸ ਵਿੱਚ ਗੰਭੀਰ ਮਤਲੀ, ਉਲਟੀਆਂ,
ਹੌਲੀ ਦਿਲ ਦੀ ਗਤੀ, ਅਤੇ ਮਾਸਪੇਸ਼ੀਆਂ ਦੀ ਕਮਜ਼ੋਰੀ ਸ਼ਾਮਲ ਹੈ।